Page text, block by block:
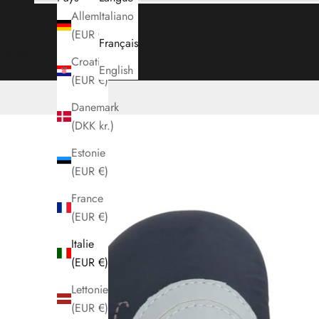
Allemagne
(EUR €)
Croatie
(EUR €)
Danemark
(DKK kr.)
Estonie
(EUR €)
France
(EUR €)
Italie
(EUR €)
Lettonie
(EUR €)
Italiano
Français
English